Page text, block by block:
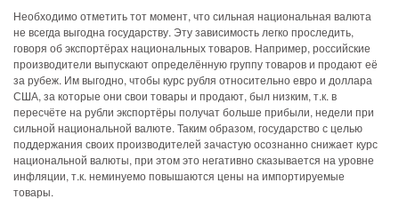
Необходимо отметить тот момент, что сильная национальная валюта
не всегда выгодна государству. Эту зависимость легко проследить,
говоря об экспортёрах национальных товаров. Например, российские
производители выпускают определённую группу товаров и продают её
за рубеж. Им выгодно, чтобы курс рубля относительно евро и доллара
США, за которые они свои товары и продают, был низким, т.к. в
пересчёте на рубли экспортёры получат больше прибыли, недели при
сильной национальной валюте. Таким образом, государство с целью
поддержания своих производителей зачастую осознанно снижает курс
национальной валюты, при этом это негативно сказывается на уровне
инфляции, т.к. неминуемо повышаются цены на импортируемые
товары.